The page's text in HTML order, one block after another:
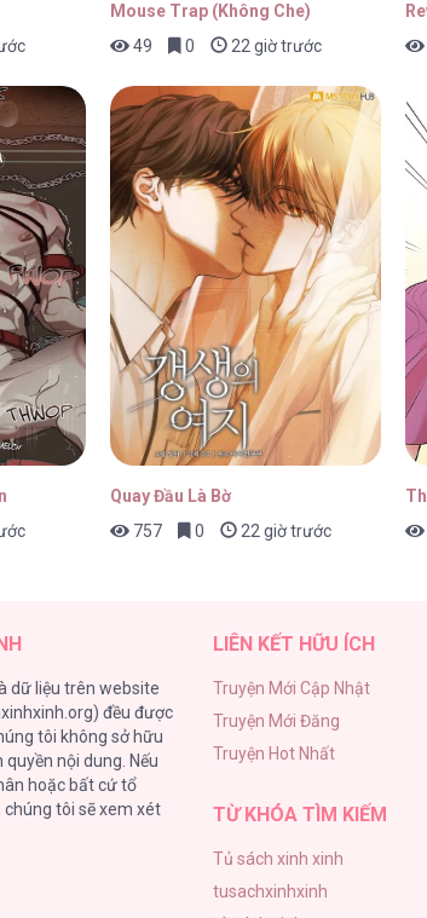
Mouse Trap (Không Che)
49
0 22 giờ trước
Quay Đầu Là Bờ
757
0 22 giờ trước
dữ liệu trên website
đều được
tôi không sở hữu
nội dung. Nếu
hoặc bất cứ tổ
chúng tôi sẽ xem xét
LIÊN KẾT HỮU ÍCH
Truyện Mới Cập Nhật
Truyện Mới Đăng
Truyện Hot Nhất
TỪ KHÓA TÌM KIẾM
Tủ sách xinh xinh
tusachxinhxinh